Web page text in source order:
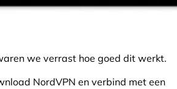
we verrast hoe goed dit werkt.
NordVPN en verbind met een